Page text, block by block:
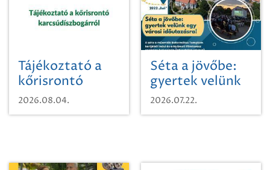
Tájékoztató a
kőrisrontó
karcsúdíszbogárról
2026.08.04.
Séta a jövőbe:
gyertek velünk
egy városi
időutazásra!
2026.07.22.